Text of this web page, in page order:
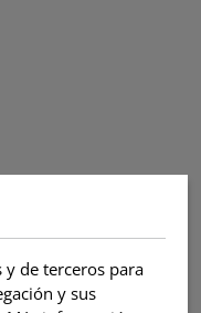
y de terceros para
y sus